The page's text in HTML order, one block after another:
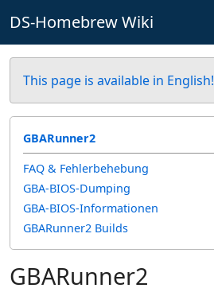
DS-Homebrew Wiki
This page is available in English!
GBARunner2
FAQ & Fehlerbehebung
GBA-BIOS-Dumping
GBA-BIOS-Informationen
GBARunner2 Builds
GBARunner2